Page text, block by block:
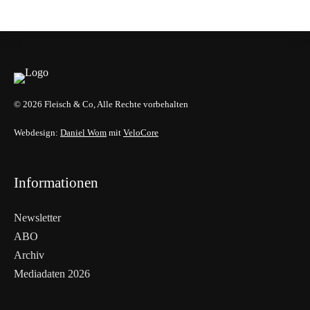
© 2026 Fleisch & Co, Alle Rechte vorbehalten
Webdesign: Daniel Wom mit VeloCore
Informationen
Newsletter
ABO
Archiv
Mediadaten 2026